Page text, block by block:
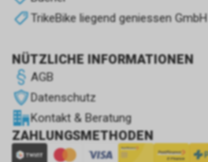
TrikeBike liegend geniessen GmbH
NÜTZLICHE INFORMATIONEN
AGB
Datenschutz
Kontakt & Beratung
ZAHLUNGSMETHODEN